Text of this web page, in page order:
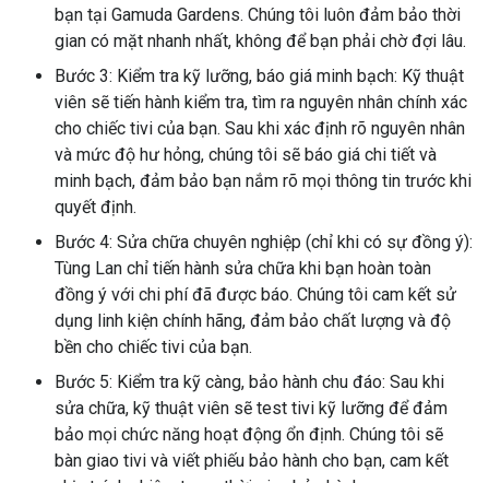
bạn tại Gamuda Gardens. Chúng tôi luôn đảm bảo thời
gian có mặt nhanh nhất, không để bạn phải chờ đợi lâu.
Bước 3: Kiểm tra kỹ lưỡng, báo giá minh bạch: Kỹ thuật
viên sẽ tiến hành kiểm tra, tìm ra nguyên nhân chính xác
cho chiếc tivi của bạn. Sau khi xác định rõ nguyên nhân
và mức độ hư hỏng, chúng tôi sẽ báo giá chi tiết và
minh bạch, đảm bảo bạn nắm rõ mọi thông tin trước khi
quyết định.
Bước 4: Sửa chữa chuyên nghiệp (chỉ khi có sự đồng ý):
Tùng Lan chỉ tiến hành sửa chữa khi bạn hoàn toàn
đồng ý với chi phí đã được báo. Chúng tôi cam kết sử
dụng linh kiện chính hãng, đảm bảo chất lượng và độ
bền cho chiếc tivi của bạn.
Bước 5: Kiểm tra kỹ càng, bảo hành chu đáo: Sau khi
sửa chữa, kỹ thuật viên sẽ test tivi kỹ lưỡng để đảm
bảo mọi chức năng hoạt động ổn định. Chúng tôi sẽ
bàn giao tivi và viết phiếu bảo hành cho bạn, cam kết